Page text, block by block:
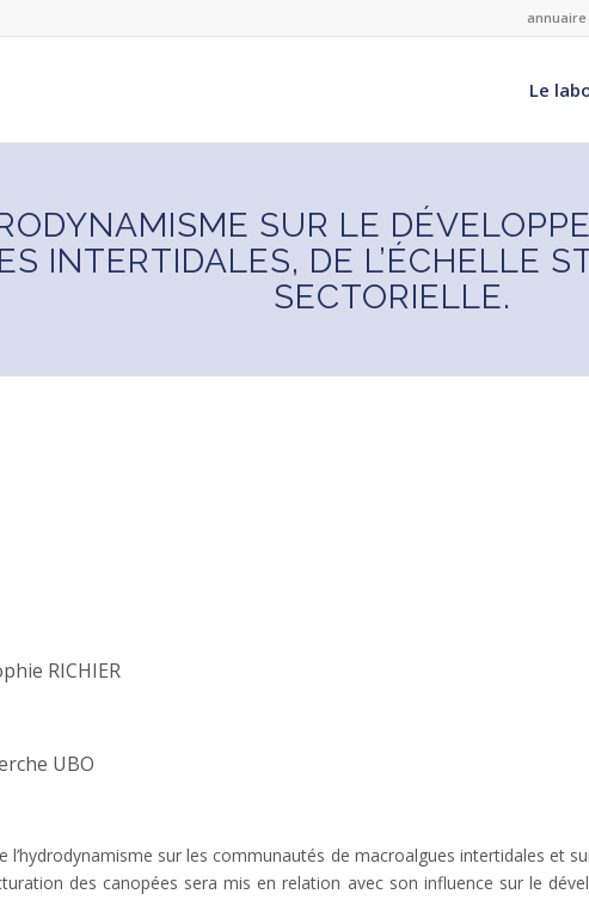
annuaire
Le
SUR LE
INTERTIDALES, DE L’ÉCHELLE
SECTORIELLE.
RICHIER
UBO
sur les communautés de macroalgues intertidales et
des canopées sera mis en relation avec son influence sur le